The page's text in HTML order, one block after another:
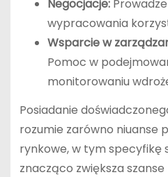
Negocjacje:
wypracowania
Wsparcie w
Pomoc w
monitorowaniu
Posiadanie
rozumie zarówno niuanse
rynkowe, w tym specyfikę
znacząco zwiększa